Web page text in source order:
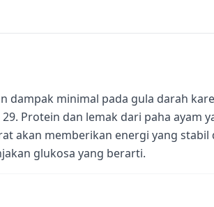
dampak minimal pada gula darah
Protein dan lemak dari paha ayam
akan memberikan energi yang stabil
glukosa yang berarti.